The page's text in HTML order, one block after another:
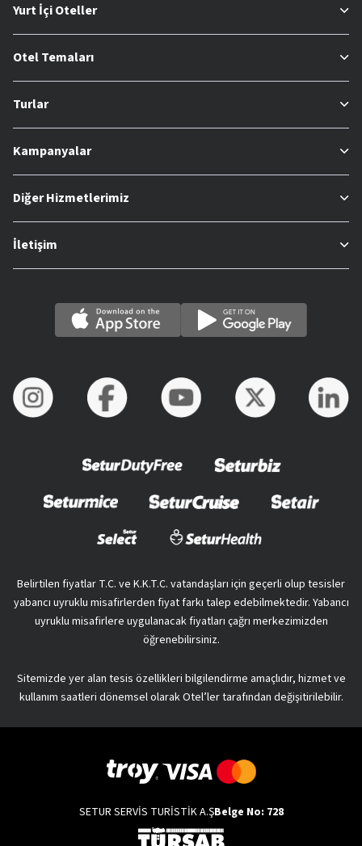
Yurt İçi Oteller
Otel Temaları
Turlar
Kampanyalar
Diğer Hizmetlerimiz
İletişim
Belirtilen fiyatlar T.C. ve K.K.T.C. vatandaşları için geçerli olup tesisler
yabancı uyruklu misafirlerden fiyat farkı talep edebilmektedir. Yabancı
uyruklu misafirlere uygulanacak fiyatları çağrı merkezimizden
öğrenebilirsiniz.
Sitemizde yer alan tesis özellikleri bilgilendirme amaçlıdır, hizmet ve
kullanım saatleri dönemsel olarak Otel’ler tarafından değişitirilebilir.
SETUR SERVİS TURİSTİK A.ŞBelge No: 728